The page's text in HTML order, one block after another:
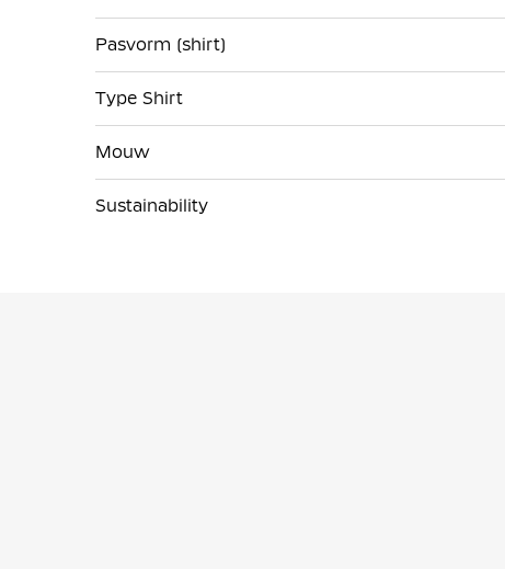
Pasvorm (shirt)
Type Shirt
Mouw
Sustainability